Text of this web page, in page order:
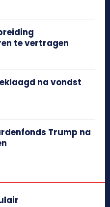
te vertragen
na vondst
Trump na